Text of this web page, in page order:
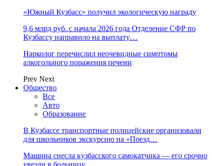
«Южный Кузбасс» получил экологическую награду
9,6 млрд руб. с начала 2026 года Отделение СФР по
Кузбассу направило на выплату…
Нарколог перечислил неочевидные симптомы
алкогольного поражения печени
Prev Next
Общество
Все
Авто
Образование
В Кузбассе транспортные полицейские организовали
для школьников экскурсию на «Поезд…
Машина снесла кузбасского самокатчика — его срочно
увезли в больницу